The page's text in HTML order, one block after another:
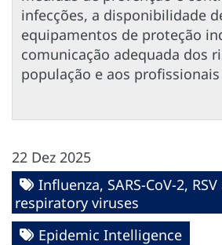
infecções, a disponibilidade
equipamentos de proteção
comunicação adequada dos
população e aos
22 Dez 2025
Influenza, SARS-CoV-2,
respiratory viruses
Epidemic Intelligence